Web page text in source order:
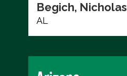
Begich, Nicholas
AL